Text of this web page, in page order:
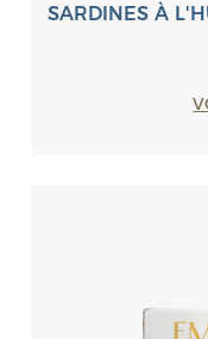
SARDINES À